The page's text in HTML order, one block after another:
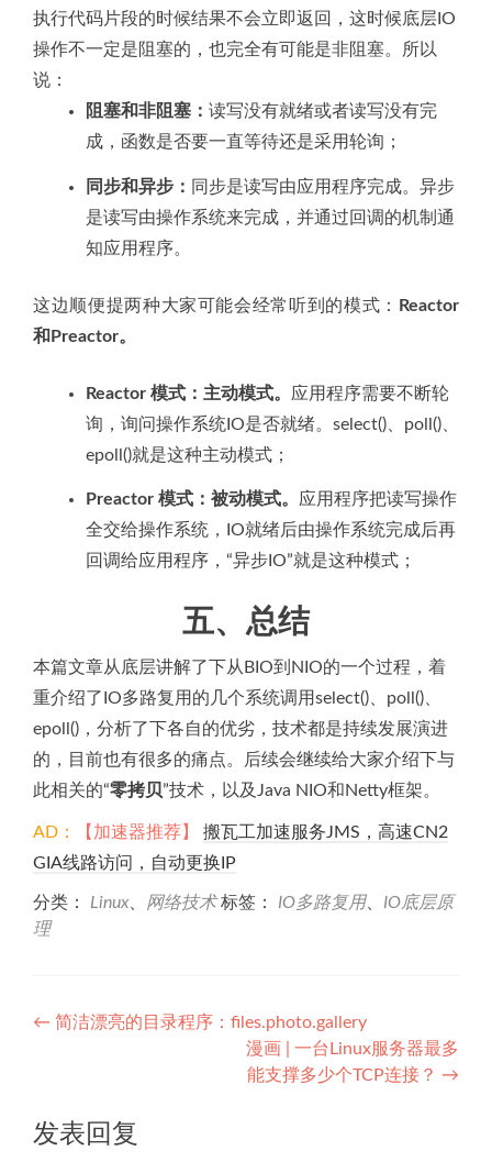
执行代码片段的时候结果不会立即返回，这时候底层IO
操作不一定是阻塞的，也完全有可能是非阻塞。所以
说：
阻塞和非阻塞： 读写没有就绪或者读写没有完
成，函数是否要一直等待还是采用轮询；
同步和异步： 同步是读写由应用程序完成。异步
是读写由操作系统来完成，并通过回调的机制通
知应用程序。
这边顺便提两种大家可能会经常听到的模式： Reactor
和Preactor。
Reactor 模式：主动模式。 应用程序需要不断轮
询，询问操作系统IO是否就绪。select()、poll()、
epoll()就是这种主动模式；
Preactor 模式：被动模式。 应用程序把读写操作
全交给操作系统，IO就绪后由操作系统完成后再
回调给应用程序，“异步IO”就是这种模式；
五、总结
本篇文章从底层讲解了下从BIO到NIO的一个过程，着
重介绍了IO多路复用的几个系统调用select()、poll()、
epoll()，分析了下各自的优劣，技术都是持续发展演进
的，目前也有很多的痛点。后续会继续给大家介绍下与
此相关的“零拷贝”技术，以及Java NIO和Netty框架。
AD： 【加速器推荐】
搬瓦工加速服务JMS，高速CN2
GIA线路访问，自动更换IP
分类： Linux、 网络技术标签： IO多路复用、 IO底层原
理
文
航
← 简洁漂亮的目录程序：files.photo.gallery
漫画 | 一台Linux服务器最多
能支撑多少个TCP连接？ →
发表回复